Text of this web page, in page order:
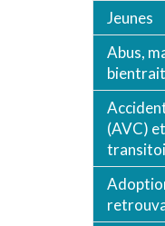
Jeunes
Abus,
(AVC)